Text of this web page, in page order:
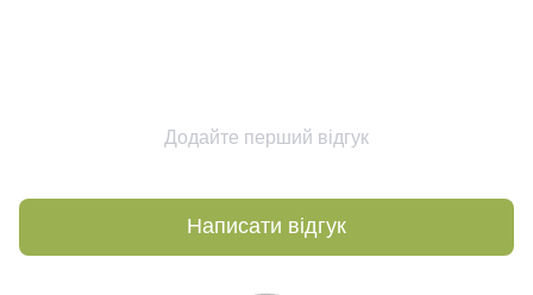
Додайте перший відгук
Написати відгук